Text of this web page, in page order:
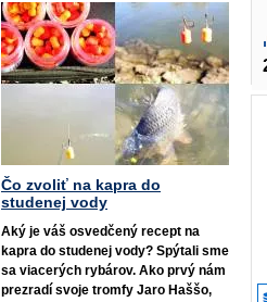
Čo zvoliť na kapra do
studenej vody
Aký je váš osvedčený recept na
kapra do studenej vody? Spýtali sme
sa viacerých rybárov. Ako prvý nám
prezradí svoje tromfy Jaro Haššo,